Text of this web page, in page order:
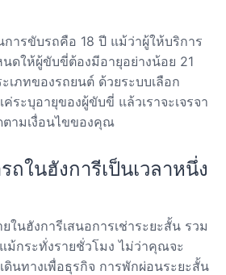
ารขับรถคือ 18 ปี แม้ว่าผู้ให้บริการ
นดให้ผู้ขับขี่ต้องมีอายุอย่างน้อย 21
ภทของรถยนต์ ด้วยระบบเลือก
ค่ระบุอายุของผู้ขับขี่ แล้วเราจะเจรจา
ามเงื่อนไขของคุณ
ถในฮังการีเป็นเวลาหนึ่ง
ในฮังการีเสนอการเช่าระยะสั้น รวม
ม้กระทั่งรายชั่วโมง ไม่ว่าคุณจะ
ดินทางเพื่อธุรกิจ การพักผ่อนระยะสั้น